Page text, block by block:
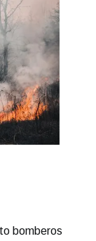
bomberos